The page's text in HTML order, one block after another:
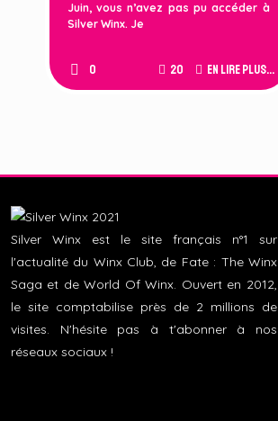
Juin, vous n’avez pas pu accéder à
Silver Winx. Je
0 20 En lire plus...
Silver Winx est le site français n°1 sur
l'actualité du Winx Club, de Fate : The Winx
Saga et de World Of Winx. Ouvert en 2012,
le site comptabilise près de 2 millions de
visites. N'hésite pas à t'abonner à nos
réseaux sociaux !